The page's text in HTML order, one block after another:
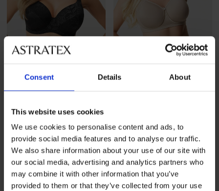
Consent Details About
This website uses cookies
We use cookies to personalise content and ads, to
provide social media features and to analyse our traffic.
We also share information about your use of our site with
our social media, advertising and analytics partners who
may combine it with other information that you’ve
provided to them or that they’ve collected from your use
melltartó